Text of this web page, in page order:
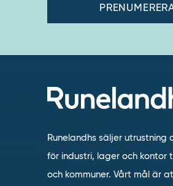
Runelandhs säljer utrustning
för industri, lager och kontor
och kommuner. Vårt mål är